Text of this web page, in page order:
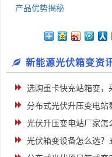
产品优势揭秘
新能源光伏箱变资
选购重卡快充站箱变
分布式光伏升压变电站
光伏升压变电站厂家怎
光伏箱变设备怎么选